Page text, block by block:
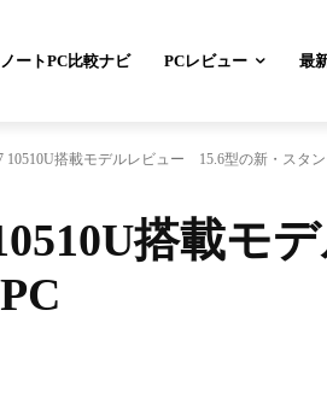
ノートPC比較ナビ PCレビュー 最
10510U搭載モデルレビュー 15.6型の新・スタ
搭載モ